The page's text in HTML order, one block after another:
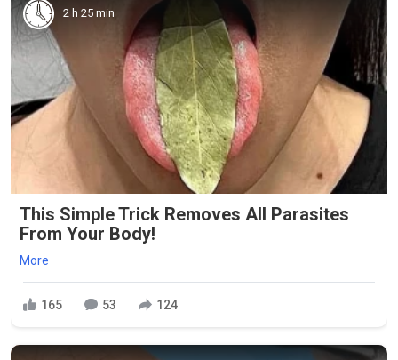
2 h 25 min
This Simple Trick Removes All Parasites
From Your Body!
More
165 53 124